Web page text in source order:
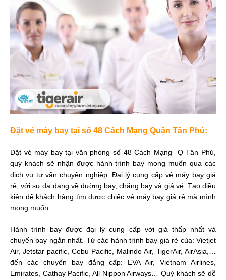
Đặt vé máy bay tại số 48 Cách Mạng Quận Tân Phú:
Đặt vé máy bay tại văn phòng số 48 Cách Mạng Q Tân Phú,
quý khách sẽ nhận được hành trình bay mong muốn qua các
dịch vụ tư vấn chuyên nghiệp. Đại lý cung cấp vé máy bay giá
rẻ, với sự đa dạng về đường bay, chặng bay và giá vé. Tạo điều
kiện để khách hàng tìm được chiếc vé máy bay giá rẻ mà mình
mong muốn.
Hành trình bay được đại lý cung cấp với giá thấp nhất và
chuyến bay ngắn nhất. Từ các hành trình bay giá rẻ của: Vietjet
Air, Jetstar pacific, Cebu Pacific, Malindo Air, TigerAir, AirAsia,…
đến các chuyến bay đẳng cấp: EVA Air, Vietnam Airlines,
Emirates, Cathay Pacific, All Nippon Airways… Quý khách sẽ dễ